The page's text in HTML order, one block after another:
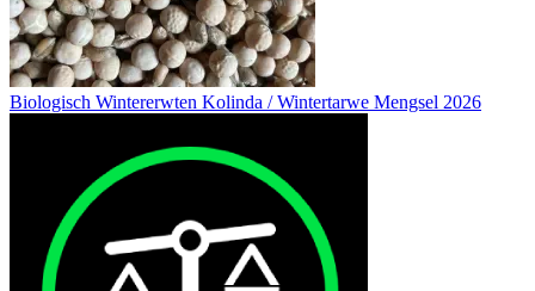
Biologisch Wintererwten Kolinda / Wintertarwe Mengsel 2026